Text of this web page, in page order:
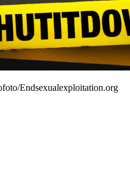
Endsexualexploitation.org